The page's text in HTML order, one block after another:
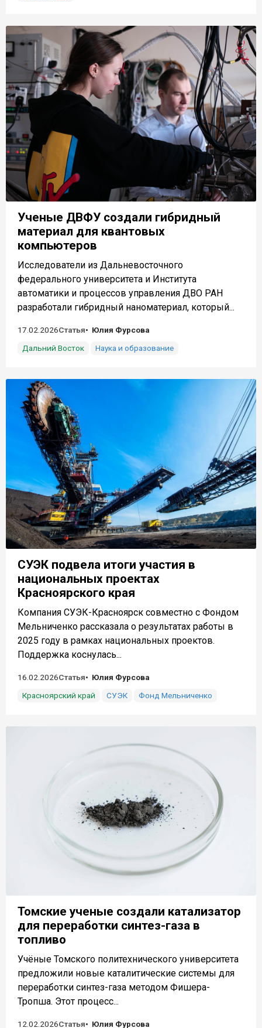
Ученые ДВФУ создали гибридный
материал для квантовых
компьютеров
Исследователи из Дальневосточного
федерального университета и Института
автоматики и процессов управления ДВО РАН
разработали гибридный наноматериал, который...
17.02.2026Статья
Юлия Фурсова
Дальний Восток
Наука и образование
СУЭК подвела итоги участия в
национальных проектах
Красноярского края
Компания СУЭК-Красноярск совместно с Фондом
Мельниченко рассказала о результатах работы в
2025 году в рамках национальных проектов.
Поддержка коснулась...
16.02.2026Статья
Юлия Фурсова
Красноярский край
СУЭК Фонд Мельниченко
Томские ученые создали катализатор
для переработки синтез-газа в
топливо
Учёные Томского политехнического университета
предложили новые каталитические системы для
переработки синтез-газа методом Фишера-
Тропша. Этот процесс...
12.02.2026Статья Юлия Фурсова